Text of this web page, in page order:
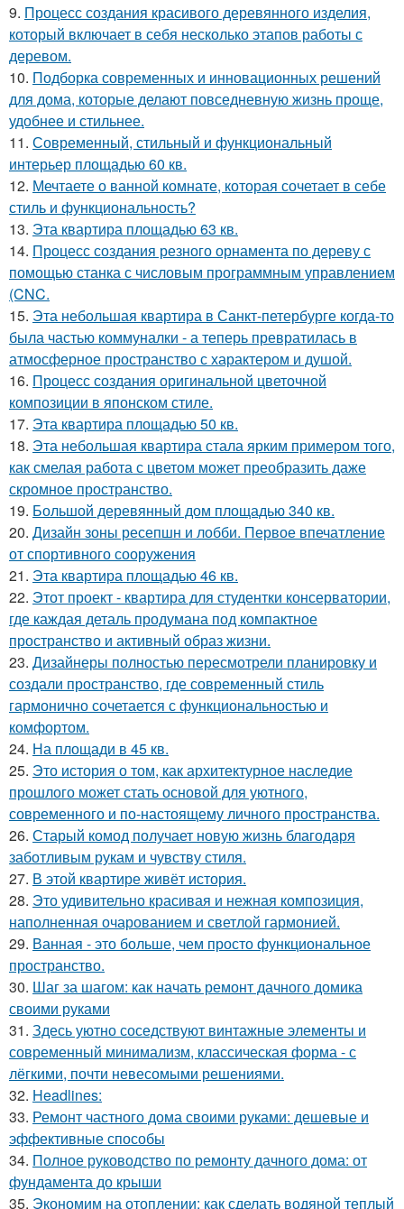
9. Процесс создания красивого деревянного изделия,
который включает в себя несколько этапов работы с
деревом.
10. Подборка современных и инновационных решений
для дома, которые делают повседневную жизнь проще,
удобнее и стильнее.
11. Современный, стильный и функциональный
интерьер площадью 60 кв.
12. Мечтаете о ванной комнате, которая сочетает в себе
стиль и функциональность?
13. Эта квартира площадью 63 кв.
14. Процесс создания резного орнамента по дереву с
помощью станка с числовым программным управлением
(CNC.
15. Эта небольшая квартира в Санкт-петербурге когда-то
была частью коммуналки - а теперь превратилась в
атмосферное пространство с характером и душой.
16. Процесс создания оригинальной цветочной
композиции в японском стиле.
17. Эта квартира площадью 50 кв.
18. Эта небольшая квартира стала ярким примером того,
как смелая работа с цветом может преобразить даже
скромное пространство.
19. Большой деревянный дом площадью 340 кв.
20. Дизайн зоны ресепшн и лобби. Первое впечатление
от спортивного сооружения
21. Эта квартира площадью 46 кв.
22. Этот проект - квартира для студентки консерватории,
где каждая деталь продумана под компактное
пространство и активный образ жизни.
23. Дизайнеры полностью пересмотрели планировку и
создали пространство, где современный стиль
гармонично сочетается с функциональностью и
комфортом.
24. На площади в 45 кв.
25. Это история о том, как архитектурное наследие
прошлого может стать основой для уютного,
современного и по-настоящему личного пространства.
26. Старый комод получает новую жизнь благодаря
заботливым рукам и чувству стиля.
27. В этой квартире живёт история.
28. Это удивительно красивая и нежная композиция,
наполненная очарованием и светлой гармонией.
29. Ванная - это больше, чем просто функциональное
пространство.
30. Шаг за шагом: как начать ремонт дачного домика
своими руками
31. Здесь уютно соседствуют винтажные элементы и
современный минимализм, классическая форма - с
лёгкими, почти невесомыми решениями.
32. Headlines:
33. Ремонт частного дома своими руками: дешевые и
эффективные способы
34. Полное руководство по ремонту дачного дома: от
фундамента до крыши
35. Экономим на отоплении: как сделать водяной теплый